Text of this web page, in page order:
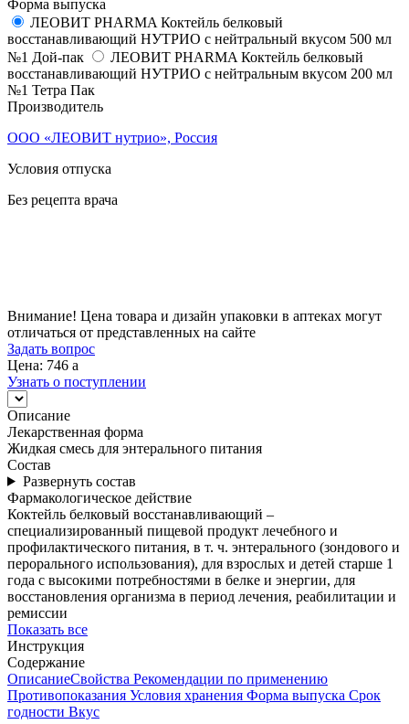
Форма выпуска
ЛЕОВИТ PHARMA Коктейль белковый
восстанавливающий НУТРИО с нейтральный вкусом 500 мл
№1 Дой-пак
ЛЕОВИТ PHARMA Коктейль белковый
восстанавливающий НУТРИО с нейтральным вкусом 200 мл
№1 Тетра Пак
Производитель
ООО «ЛЕОВИТ нутрио», Россия
Условия отпуска
Без рецепта врача
Внимание! Цена товара и дизайн упаковки в аптеках могут
отличаться от представленных на сайте
Задать вопрос
Цена: 746 a
Узнать о поступлении
Описание
Лекарственная форма
Жидкая смесь для энтерального питания
Состав
Развернуть состав
Фармакологическое действие
Коктейль белковый восстанавливающий –
специализированный пищевой продукт лечебного и
профилактического питания, в т. ч. энтерального (зондового и
перорального использования), для взрослых и детей старше 1
года с высокими потребностями в белке и энергии, для
восстановления организма в период лечения, реабилитации и
ремиссии
Показать все
Инструкция
Содержание
ОписаниеСвойства Рекомендации по применению
Противопоказания Условия хранения Форма выпуска Срок
годности Вкус